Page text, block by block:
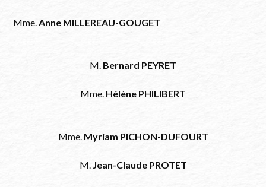
Mme.Anne MILLEREAU-GOUGET
M. Bernard PEYRET
Mme. Hélène PHILIBERT
Mme. Myriam PICHON-DUFOURT
M. Jean-Claude PROTET